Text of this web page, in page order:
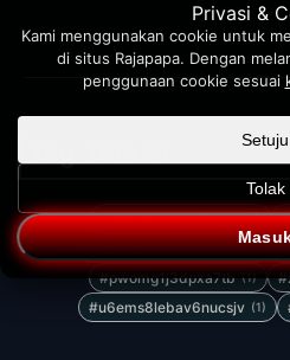
#1ahio011l67l7fx1yq (1)
#eqmlrqwq3v9sclo41 (1)
#pwomg1j3dpxa7tb (1)
#u6ems8lebav6nucsjv (1)
Privasi &
Kami menggunakan cookie untuk
di situs Rajapapa. Dengan
penggunaan cookie sesuai
Setuju
Tolak